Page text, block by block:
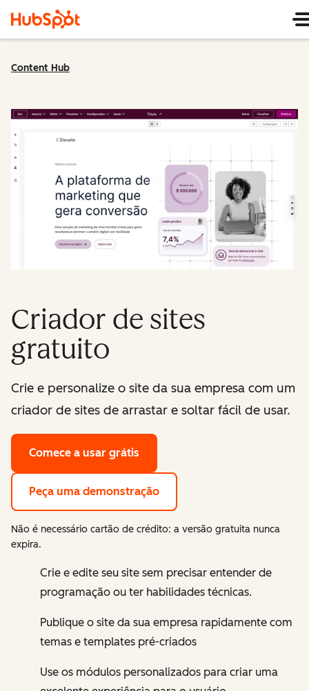
Content Hub
Criador de sites
gratuito
Crie e personalize o site da sua empresa com um
criador de sites de arrastar e soltar fácil de usar.
Comece a usar grátis
Peça uma demonstração
Não é necessário cartão de crédito: a versão gratuita nunca
expira.
Crie e edite seu site sem precisar entender de
programação ou ter habilidades técnicas.
Publique o site da sua empresa rapidamente com
temas e templates pré-criados
Use os módulos personalizados para criar uma